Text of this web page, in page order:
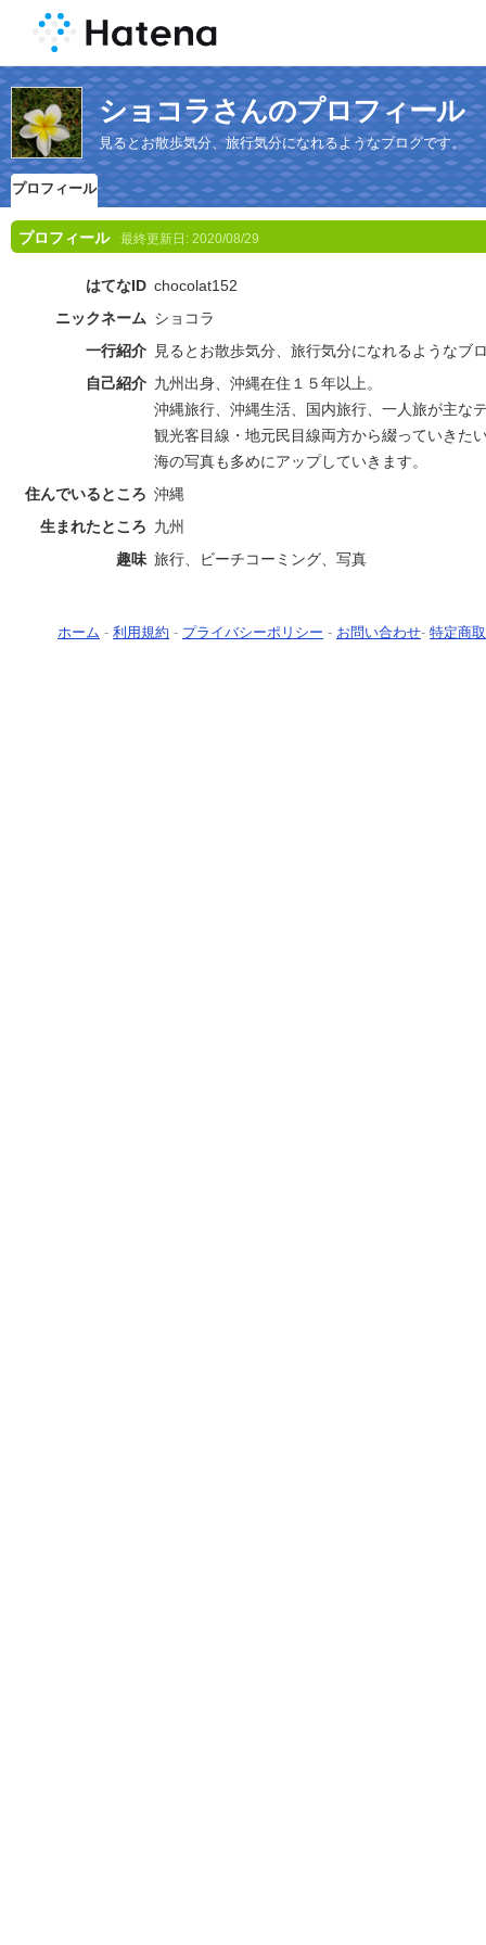
ショコラさんのプロフィール
見るとお散歩気分、旅行気分になれるようなブログです。
プロフィール
プロフィール 最終更新日: 2020/08/29
はてなID chocolat152
ニックネーム ショコラ
一行紹介
見るとお散歩気分、旅行気分になれるようなブ
自己紹介 九州出身、沖縄在住１５年以上。
沖縄旅行、沖縄生活、国内旅行、一人旅が主な
観光客目線・地元民目線両方から綴っていきた
海の写真も多めにアップしていきます。
住んでいるところ 沖縄
生まれたところ 九州
趣味 旅行、ビーチコーミング、写真
ホーム - 利用規約 - プライバシーポリシー - お問い合わせ- 特定商